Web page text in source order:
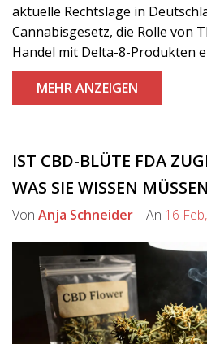
aktuelle Rechtslage in
Cannabisgesetz, die Rolle von
Handel mit Delta-8-Produkten
MEHR ANZEIGEN
IST CBD-BLÜTE FDA
WAS SIE WISSEN MÜSSEN
Von Anja Schneider An 16